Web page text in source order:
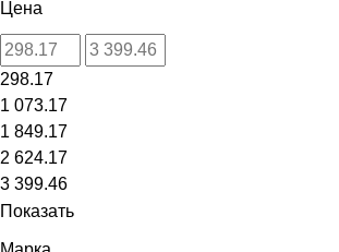
Цена
298.17
1 073.17
1 849.17
2 624.17
3 399.46
Показать